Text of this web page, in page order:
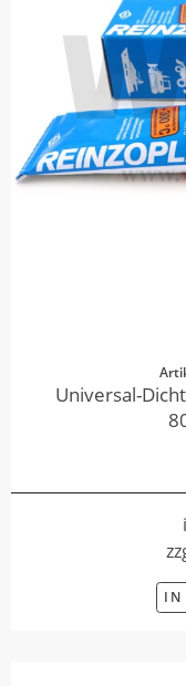
Universal-
IN